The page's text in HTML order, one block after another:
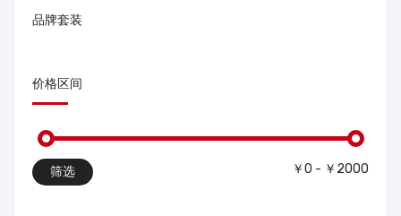
品牌套装
价格区间
筛选 ￥0 - ￥2000